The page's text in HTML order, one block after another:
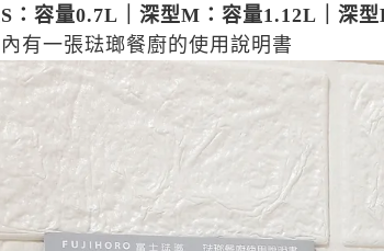
：容量0.7L｜深型M：容量1.12L｜深
有一張琺瑯餐廚的使用說明書